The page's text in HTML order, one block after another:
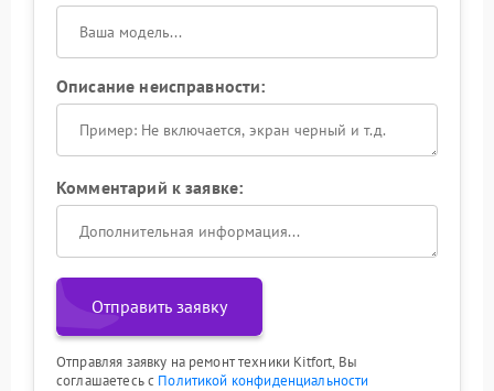
Описание неисправности:
Комментарий к заявке:
Отправить заявку
Отправляя заявку на ремонт техники Kitfort, Вы
соглашаетесь с Политикой конфиденциальности